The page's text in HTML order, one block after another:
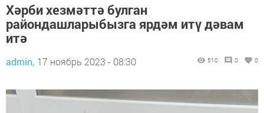
Хәрби хезмәттә булган
райондашларыбызга ярдәм итү дәвам
итә
admin, 17 ноябрь 2023 - 08:30 510 0 0